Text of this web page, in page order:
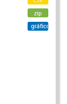
zip
gráfico